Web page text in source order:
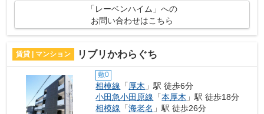
「レーベンハイム」への
お問い合わせはこちら
賃貸 | マンション リブリかわらぐち
敷0
相模線 「厚木 」駅 徒歩6分
小田急小田原線 「本厚木 」駅 徒歩18分
相模線 「海老名 」駅 徒歩26分